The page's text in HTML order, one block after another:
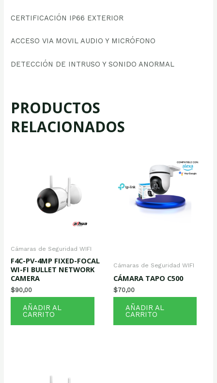
CERTIFICACIÓN IP66 EXTERIOR
ACCESO VIA MOVIL AUDIO Y MICRÓFONO
DETECCIÓN DE INTRUSO Y SONIDO ANORMAL
PRODUCTOS
RELACIONADOS
Cámaras de Seguridad WIFI
F4C-PV-4MP FIXED-FOCAL
WI-FI BULLET NETWORK
CAMERA
$90,00
AÑADIR AL
CARRITO
Cámaras de Seguridad WIFI
CÁMARA TAPO C500
$70,00
AÑADIR AL
CARRITO